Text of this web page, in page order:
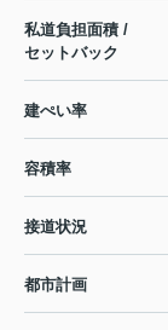
私道負担面積 /
セットバック
建ぺい率
容積率
接道状況
都市計画